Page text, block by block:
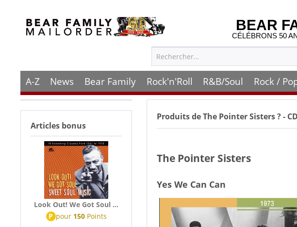
BEAR
CÉLÉBRONS 50
A-Z News Bear Family Rock'n'Roll R&B/Soul Rock /
Articles bonus
Look Out! We Got Soul ...
P pour 150Points
Produits deThe Pointer Sisters? -
The Pointer Sisters
Yes We Can Can